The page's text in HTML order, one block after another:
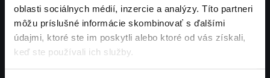
oblasti sociálnych médií, inzercie a analýzy. Títo partneri
môžu príslušné informácie skombinovať s ďalšími
údajmi, ktoré ste im poskytli alebo ktoré od vás získali,
keď ste používali ich služby.